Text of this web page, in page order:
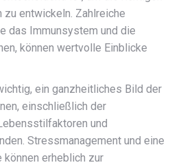
entwickeln. Zahlreiche
das Immunsystem und die
können wertvolle Einblicke
ein ganzheitliches Bild der
einschließlich der
und
Stressmanagement und eine
erheblich zur